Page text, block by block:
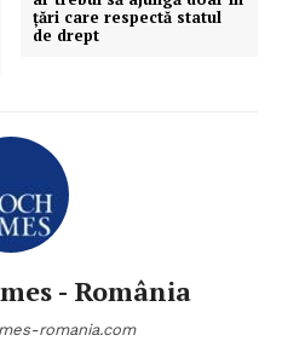
țări care respectă statul
de drept
- România
romania.com